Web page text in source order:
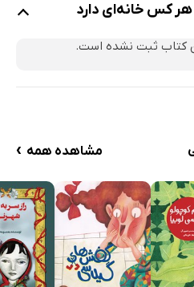
هر کس خانه‌ای دارد
کتاب ثبت نشده است.
مشاهده همه ›